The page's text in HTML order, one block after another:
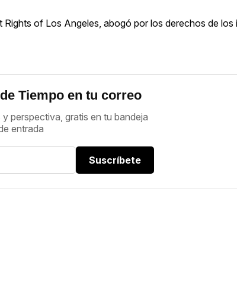
of Los Angeles, abogó por los derechos de los
Tiempo en tu correo
perspectiva, gratis en tu bandeja
entrada
Suscríbete